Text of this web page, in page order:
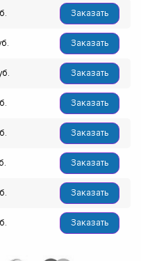
Заказать
Заказать
Заказать
Заказать
Заказать
Заказать
Заказать
Заказать